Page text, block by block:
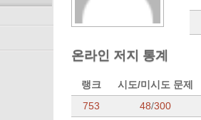
온라인 저지 통계
랭크
시도/미시도 문제
753
48/300